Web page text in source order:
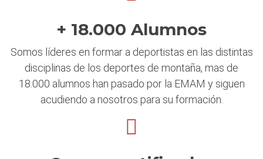
+ 18.000 Alumnos
Somos líderes en formar a deportistas en las distintas
disciplinas de los deportes de montaña, mas de
18.000 alumnos han pasado por la EMAM y siguen
acudiendo a nosotros para su formación.